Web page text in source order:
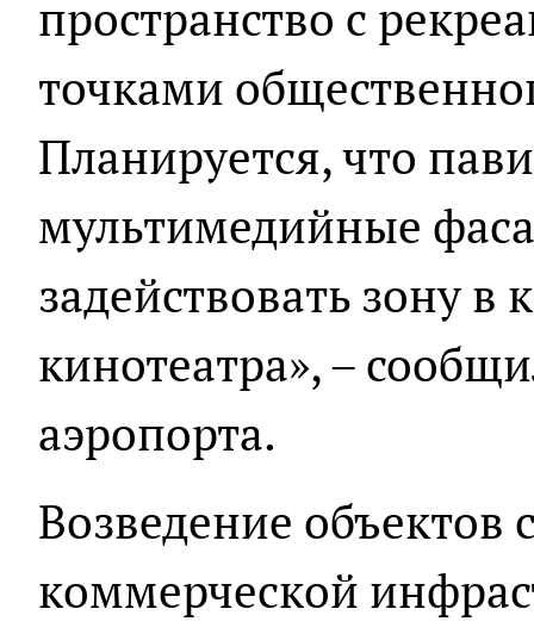
пространство с
точками
Планируется, что
мультимедийные
задействовать зону в
кинотеатра», –
аэропорта.
Возведение объектов
коммерческой